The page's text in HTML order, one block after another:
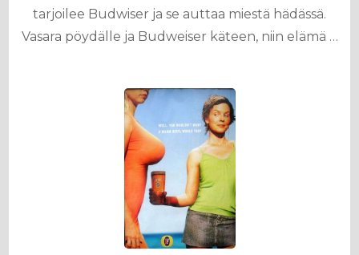
tarjoilee Budwiser ja se auttaa miestä hädässä.
Vasara pöydälle ja Budweiser käteen, niin elämä …